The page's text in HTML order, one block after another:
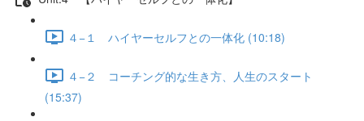
４−１ ハイヤーセルフとの一体化 (10:18)
４−２ コーチング的な生き方、人生のスタート
(15:37)